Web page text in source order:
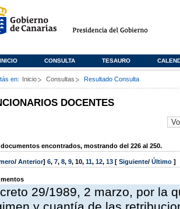
INICIO CONSULTA TESAURO
en: Inicio Consultas Resultado Consulta
DOCENTES
documentos encontrados, mostrando del 226 al 250.
/ Anterior] 6, 7, 8, 9, 10, 11, 12, 13 [ Siguiente/ Último ]
29/1989, 2 marzo, por la